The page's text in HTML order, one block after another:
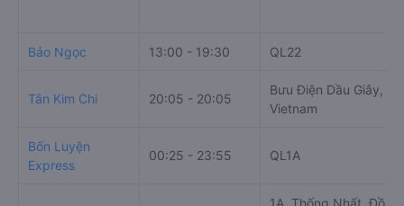
Bảo Ngọc 13:00 - 19:30 QL22
Tân Kim Chi 20:05 - 20:05
Bưu Điện Dầu Giây,
Vietnam
Bốn Luyện
Express
00:25 - 23:55 QL1A
1A, Thống Nhất, Đồng